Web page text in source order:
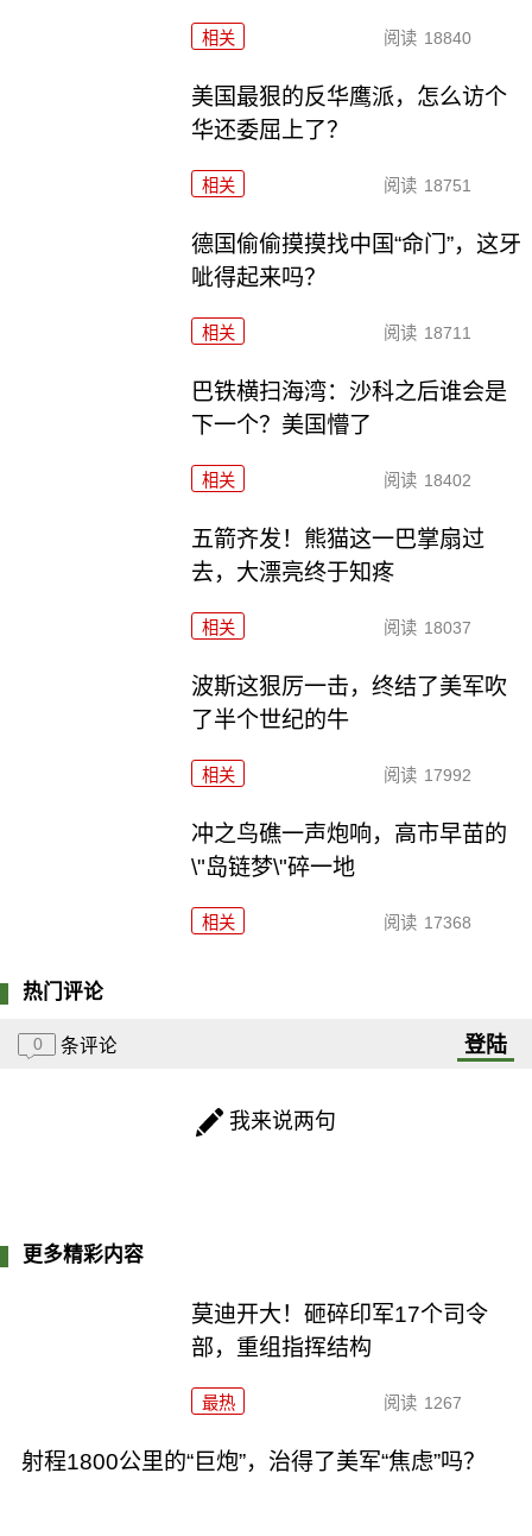
相关 阅读 18840
美国最狠的反华鹰派，怎么访个
华还委屈上了？
相关 阅读 18751
德国偷偷摸摸找中国“命门”，这牙
呲得起来吗？
相关 阅读 18711
巴铁横扫海湾：沙科之后谁会是
下一个？美国懵了
相关 阅读 18402
五箭齐发！熊猫这一巴掌扇过
去，大漂亮终于知疼
相关 阅读 18037
波斯这狠厉一击，终结了美军吹
了半个世纪的牛
相关 阅读 17992
冲之鸟礁一声炮响，高市早苗的
\"岛链梦\"碎一地
相关 阅读 17368
热门评论
0 条评论 登陆
我来说两句
更多精彩内容
莫迪开大！砸碎印军17个司令
部，重组指挥结构
最热 阅读 1267
射程1800公里的“巨炮”，治得了美军“焦虑”吗？